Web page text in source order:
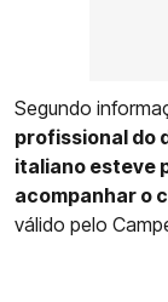
Segundo
profissional do
italiano esteve
acompanhar o
válido pelo